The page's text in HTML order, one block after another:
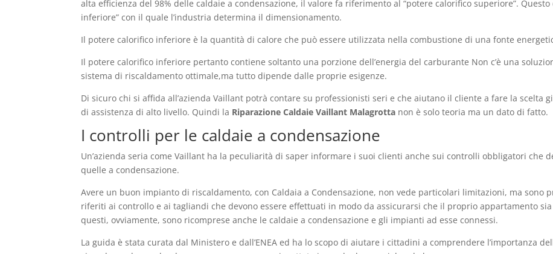
alta efficienza del 98% delle caldaie a condensazione, il valore fa riferimento al “potere calorifico superiore”.
inferiore” con il quale l’industria determina il dimensionamento.
Il potere calorifico inferiore è la quantità di calore che può essere utilizzata nella combustione di una fonte
Il potere calorifico inferiore pertanto contiene soltanto una porzione dell’energia del carburante Non c’è una
sistema di riscaldamento ottimale,ma tutto dipende dalle proprie esigenze.
Di sicuro chi si affida all’azienda Vaillant potrà contare su professionisti seri e che aiutano il cliente a fare la scelta
di assistenza di alto livello. Quindi la Riparazione Caldaie Vaillant Malagrotta non è solo teoria ma un dato di fatto.
I controlli per le caldaie a condensazione
Un’azienda seria come Vaillant ha la peculiarità di saper informare i suoi clienti anche sui controlli obbligatori che
quelle a condensazione.
Avere un buon impianto di riscaldamento, con Caldaia a Condensazione, non vede particolari limitazioni, ma sono
riferiti ai controllo e ai tagliandi che devono essere effettuati in modo da assicurarsi che il proprio appartamento
questi, ovviamente, sono ricomprese anche le caldaie a condensazione e gli impianti ad esse connessi.
La guida è stata curata dal Ministero e dall’ENEA ed ha lo scopo di aiutare i cittadini a comprendere l’importanza